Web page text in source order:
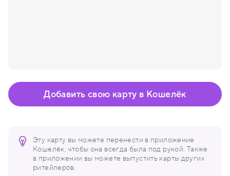
Эту карту вы можете перенести в приложение
Кошелёк, чтобы она всегда была под рукой. Также
в приложении вы можете выпустить карты других
ритейлеров.
Добавить свою карту в Кошелёк